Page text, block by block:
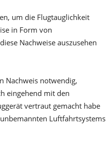
um die Flugtauglichkeit
in Form von
Nachweise auszusehen
Nachweis notwendig,
eingehend mit den
vertraut gemacht habe
Luftfahrtsystems